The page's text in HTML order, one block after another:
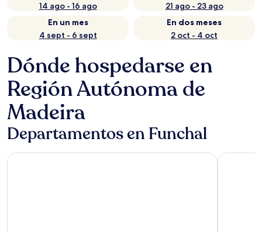
14 ago - 16 ago
21 ago - 23 ago
En un mes
4 sept - 6 sept
En dos meses
2 oct - 4 oct
Dónde hospedarse en
Región Autónoma de
Madeira
Departamentos en Funchal
Pestana Carlton Madeira Ocean Resort Hotel Moon &